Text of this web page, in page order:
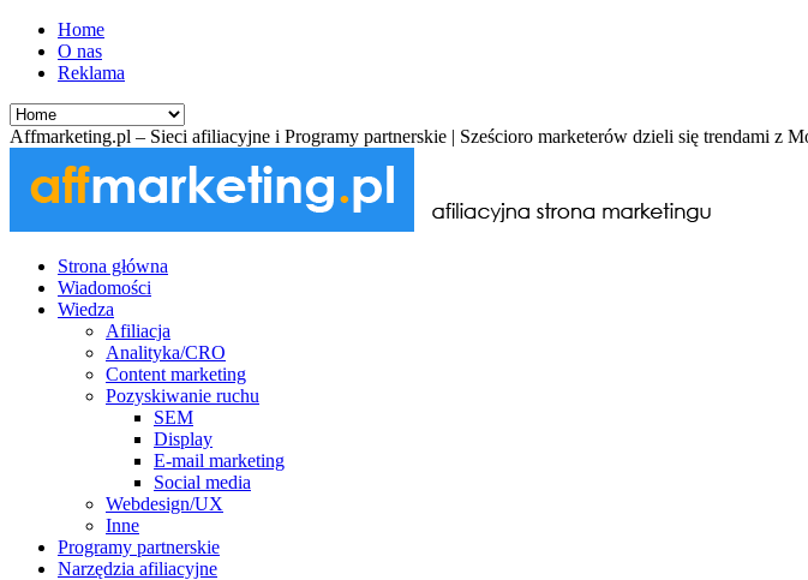
Home
O nas
Reklama
Affmarketing.pl – Sieci afiliacyjne i Programy partnerskie | Sześcioro marketerów dzieli się trendami z
Strona główna
Wiadomości
Wiedza
Afiliacja
Analityka/CRO
Content marketing
Pozyskiwanie ruchu
SEM
Display
E-mail marketing
Social media
Webdesign/UX
Inne
Programy partnerskie
Narzędzia afiliacyjne